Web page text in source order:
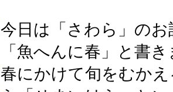
今日は「さわら」の
「魚へんに春」と書
春にかけて旬をむか